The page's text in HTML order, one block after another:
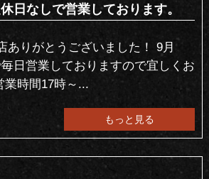
日なしで営業しております。
ありがとうございました！ 9月
日営業しておりますので宜しくお
業時間17時～...
もっと見る